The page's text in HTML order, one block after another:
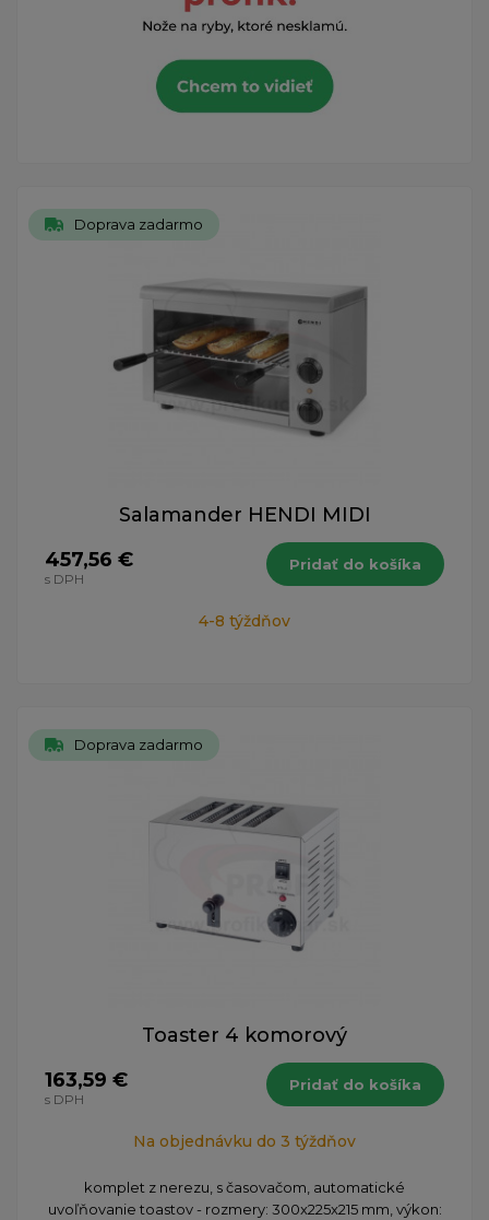
Doprava zadarmo
Salamander HENDI MIDI
457,56 €
s DPH
Pridať do košíka
4-8 týždňov
Doprava zadarmo
Toaster 4 komorový
163,59 €
s DPH
Pridať do košíka
Na objednávku do 3 týždňov
komplet z nerezu, s časovačom, automatické
uvoľňovanie toastov - rozmery: 300x225x215 mm, výkon: